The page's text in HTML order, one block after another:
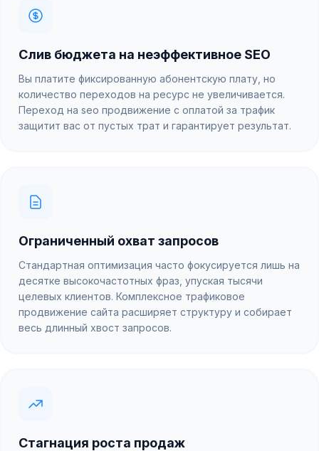
Слив бюджета на неэффективное SEO
Вы платите фиксированную абонентскую плату, но
количество переходов на ресурс не увеличивается.
Переход на seo продвижение с оплатой за трафик
защитит вас от пустых трат и гарантирует результат.
Ограниченный охват запросов
Стандартная оптимизация часто фокусируется лишь на
десятке высокочастотных фраз, упуская тысячи
целевых клиентов. Комплексное трафиковое
продвижение сайта расширяет структуру и собирает
весь длинный хвост запросов.
Стагнация роста продаж